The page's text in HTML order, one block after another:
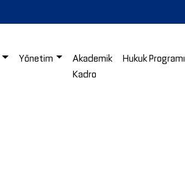
Yönetim
Akademik
Kadro
Hukuk Programı